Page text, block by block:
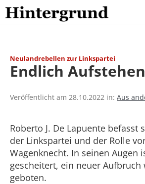
Skip
to
content
Neulandrebellen zur Linkspartei
Endlich
Veröffentlicht am 28.10.2022 in: Aus
Roberto J. De Lapuente befasst
der Linkspartei und der Rolle
Wagenknecht. In seinen Augen
gescheitert, ein neuer Aufbruch
geboten.